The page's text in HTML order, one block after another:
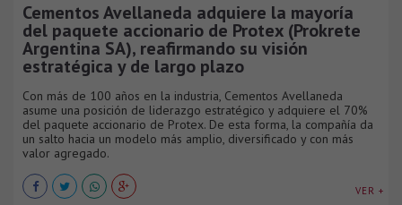
Cementos Avellaneda adquiere la mayoría
del paquete accionario de Protex (Prokrete
Argentina SA), reafirmando su visión
estratégica y de largo plazo
Con más de 100 años en la industria, Cementos Avellaneda
asume una posición de liderazgo estratégico y adquiere el 70%
del paquete accionario de Protex. De esta forma, la compañía da
un salto hacia un modelo más amplio, diversificado y con más
valor agregado.
VER +